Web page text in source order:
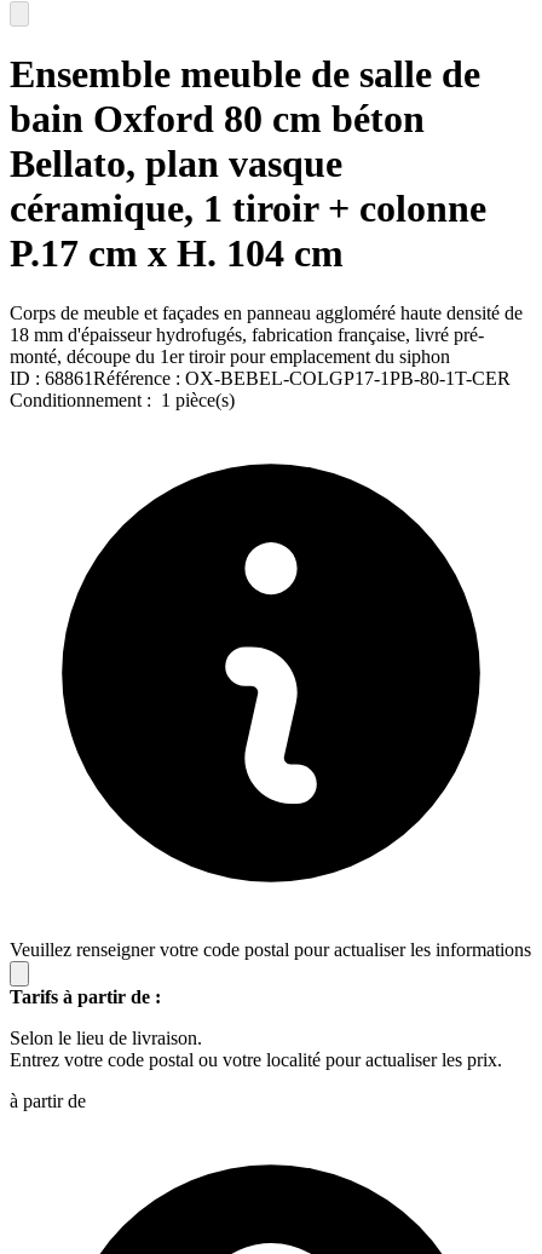
Ensemble meuble de salle de
bain Oxford 80 cm béton
Bellato, plan vasque
céramique, 1 tiroir + colonne
P.17 cm x H. 104 cm
Corps de meuble et façades en panneau aggloméré haute densité de
18 mm d'épaisseur hydrofugés, fabrication française, livré pré-
monté, découpe du 1er tiroir pour emplacement du siphon
ID : 68861Référence : OX-BEBEL-COLGP17-1PB-80-1T-CER
Conditionnement : 1 pièce(s)
Veuillez renseigner votre code postal pour actualiser les informations
Tarifs à partir de :
Selon le lieu de livraison.
Entrez votre code postal ou votre localité pour actualiser les prix.
à partir de